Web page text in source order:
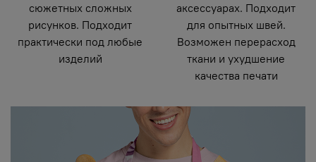
сюжетных сложных
рисунков. Подходит
практически под любые
изделий
аксессуарах. Подходит
для опытных швей.
Возможен перерасход
ткани и ухудшение
качества печати